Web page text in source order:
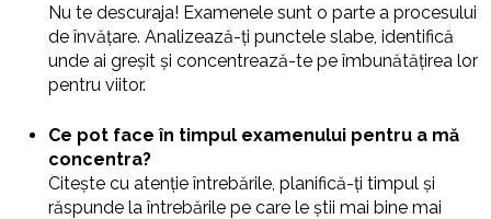
Nu te descuraja! Examenele sunt o parte a procesului
de învățare. Analizează-ți punctele slabe, identifică
unde ai greșit și concentrează-te pe îmbunătățirea lor
pentru viitor.
Ce pot face în timpul examenului pentru a mă
concentra?
Citește cu atenție întrebările, planifică-ți timpul și
răspunde la întrebările pe care le știi mai bine mai